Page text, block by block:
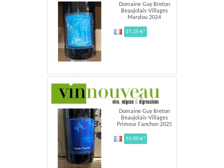
Domaine Guy Breton
Beaujolais-Villages
Marylou 2024
17,25 €*
Domaine Guy Breton
Beaujolais-Villages
Primeur Fanchon 2025
15,00 €*